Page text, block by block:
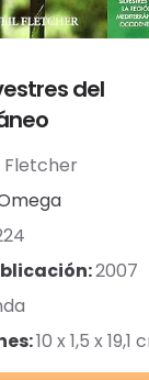
del
Fletcher
2007
10 x 1,5 x 19,1